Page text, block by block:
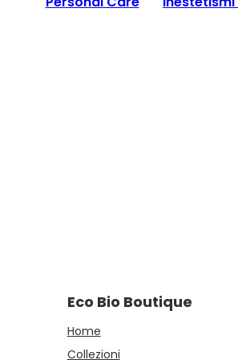
Eco Bio Boutique
Home
Collezioni